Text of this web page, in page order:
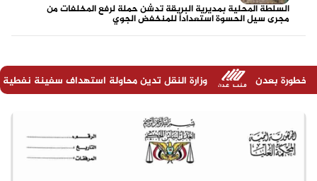
السلطة المحلية بمديرية البريقة تدشن حملة لرفع المخلفات من
مجرى سيل الحسوة استعداداً للمنخفض الجوي
وزارة النقل تدين محاولة استهداف سفينة نفطية في ميناء المخا